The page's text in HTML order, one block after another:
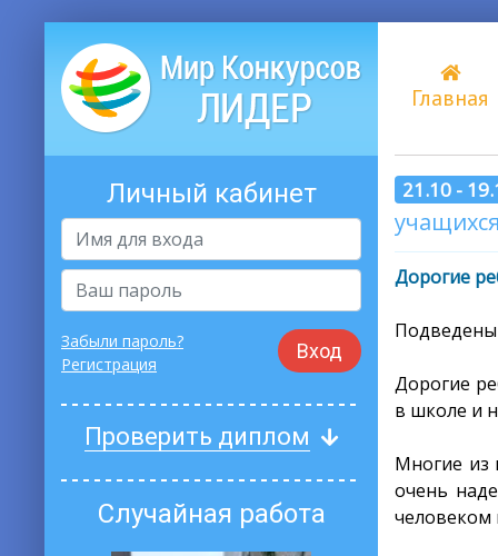
Главная
Личный кабинет
Вход
Забыли пароль?
Регистрация
Проверить диплом
Случайная работа
21.10 -
Дорогие
Подведены
Дорогие
в школе и
Многие из
очень
человеком